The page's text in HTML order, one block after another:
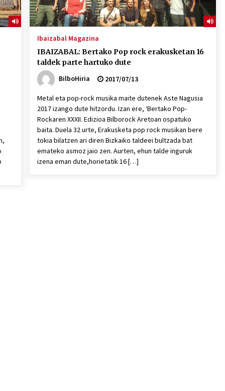
SOINUGELA: Paul McCartney eta
Ringo Starr-en lan berriak
Ibaizabal Magazina
IBAIZABAL: Bertako Pop rock erakusketan 16
taldek parte hartuko dute
BilboHiria
2017/07/13
Metal eta pop-rock musika maite dutenek Aste Nagusia
2017 izango dute hitzordu. Izan ere, ‘Bertako Pop-
Rockaren XXXII. Edizioa Bilborock Aretoan ospatuko
baita. Duela 32 urte, Erakusketa pop rock musikan bere
tokia bilatzen ari diren Bizkaiko taldeei bultzada bat
emateko asmoz jaio zen. Aurten, ehun talde inguruk
izena eman dute,horietatik 16 […]